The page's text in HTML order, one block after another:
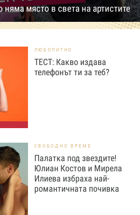
няма място в света на артистите
ЛЮБОПИТНО
ТЕСТ: Какво издава
телефонът ти за теб?
СВОБОДНО ВРЕМЕ
Палатка под звездите!
Юлиан Костов и Мирела
Илиева избраха най-
романтичната почивка